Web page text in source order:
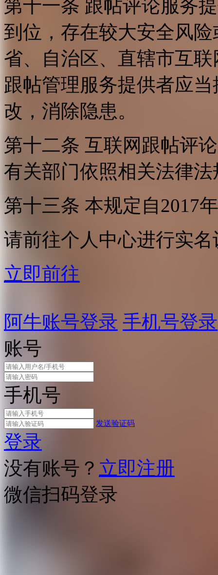
第十一条 跟帖评论服务
到位，存在较大安全风
省、自治区、直辖市互
跟帖管理服务提供者应
改，消除隐患。
第十二条 互联网跟帖评
有关部门依照相关法律
第十三条 本规定自2017
请前往个人中心进行实名
立即前往
阿牛账号登录 手机号登录
账号
手机号
发送验证码
登录
没有账号？ 立即注册
微信扫码登录